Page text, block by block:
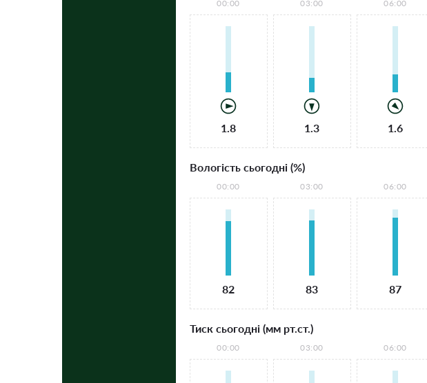
00:00
1.8
03:00
1.3
06:00
1.6
Вологість сьогодні (%)
00:00
82
03:00
83
06:00
87
Тиск сьогодні (мм рт.ст.)
00:00 03:00 06:00